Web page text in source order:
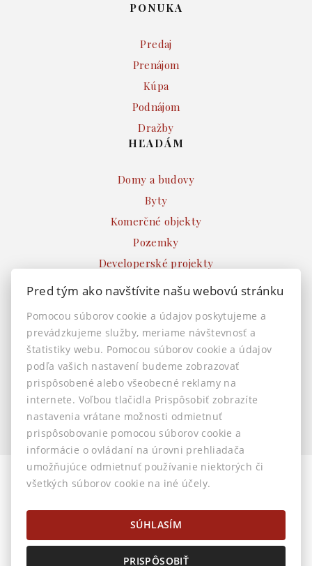
PONUKA
Predaj
Prenájom
Kúpa
Podnájom
Dražby
HĽADÁM
Domy a budovy
Byty
Komerčné objekty
Pozemky
Developerské projekty
Ostatné
INFO
Makléri
Napíšte nám
Kontakt
Nastavenie cookies
© 2026 -AstonReal s.r.o.
Horná 32, Banská Bystrica 974 01, Tel.: 0905 222 055, E-mail:
info@astonreal.sk
Pred tým ako navštívite našu webovú stránku
Pomocou súborov cookie a údajov poskytujeme a
prevádzkujeme služby, meriame návštevnosť a
štatistiky webu. Pomocou súborov cookie a údajov
podľa vašich nastavení budeme zobrazovať
prispôsobené alebo všeobecné reklamy na
internete. Voľbou tlačidla Prispôsobiť zobrazíte
nastavenia vrátane možnosti odmietnuť
prispôsobovanie pomocou súborov cookie a
informácie o ovládaní na úrovni prehliadača
umožňujúce odmietnuť používanie niektorých či
všetkých súborov cookie na iné účely.
SÚHLASÍM
PRISPÔSOBIŤ